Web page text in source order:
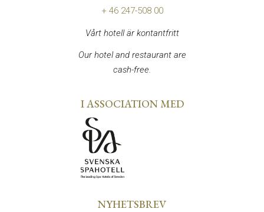
+ 46 247-508 00
Vårt hotell är kontantfritt
Our hotel and restaurant are
cash-free.
I ASSOCIATION MED
NYHETSBREV